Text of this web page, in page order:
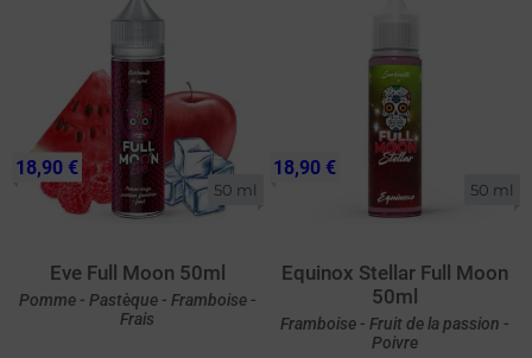
50 ml
Eve Full Moon 50ml
Pomme - Pastèque - Framboise -
Frais
18,90 €
50 ml
Equinox Stellar Full Moon
50ml
Framboise - Fruit de la passion -
Poivre
18,90 €